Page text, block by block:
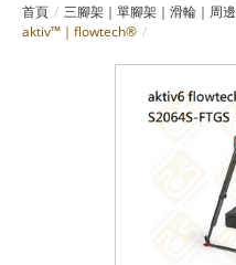
首頁 三腳架｜單腳架｜滑輪｜周邊
aktiv™｜flowtech®